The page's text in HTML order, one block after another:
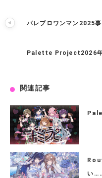
パレプロワンマン2025事
Palette Project2026年
関連記事
い